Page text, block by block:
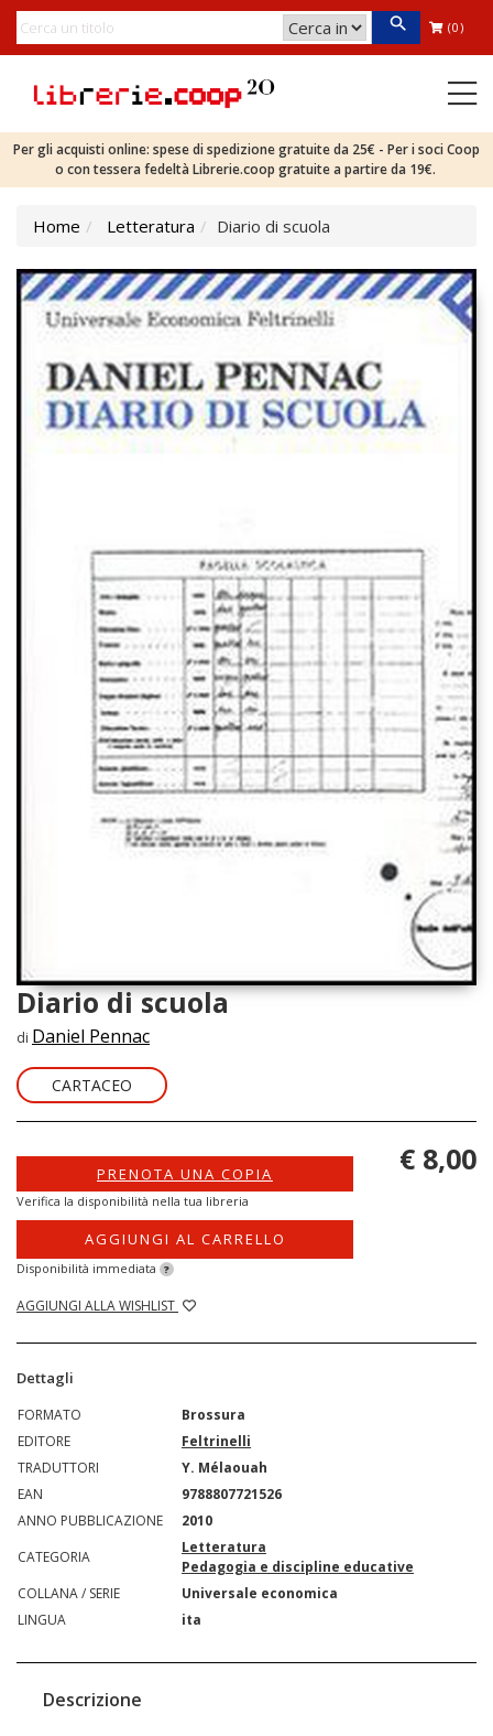
(0)
Per gli acquisti online: spese di spedizione gratuite da 25€ - Per i soci Coop
o con tessera fedeltà Librerie.coop gratuite a partire da 19€.
Home Letteratura Diario di scuola
Diario di scuola
di Daniel Pennac
CARTACEO
PRENOTA UNA COPIA
Verifica la disponibilità nella tua libreria
AGGIUNGI AL CARRELLO
Disponibilità immediata ?
AGGIUNGI ALLA WISHLIST
€ 8,00
Dettagli
FORMATO
Brossura
EDITORE
Feltrinelli
TRADUTTORI
Y. Mélaouah
EAN
9788807721526
ANNO PUBBLICAZIONE
2010
CATEGORIA
Letteratura
Pedagogia e discipline educative
COLLANA / SERIE
Universale economica
LINGUA
ita
Descrizione